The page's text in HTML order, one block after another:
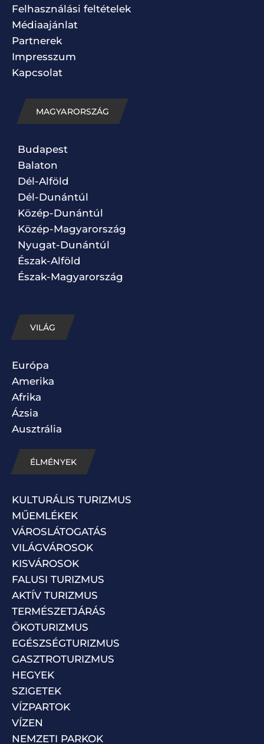
Felhasználási feltételek
Médiaajánlat
Partnerek
Impresszum
Kapcsolat
MAGYARORSZÁG
Budapest
Balaton
Dél-Alföld
Dél-Dunántúl
Közép-Dunántúl
Közép-Magyarország
Nyugat-Dunántúl
Észak-Alföld
Észak-Magyarország
VILÁG
Európa
Amerika
Afrika
Ázsia
Ausztrália
ÉLMÉNYEK
KULTURÁLIS TURIZMUS
MŰEMLÉKEK
VÁROSLÁTOGATÁS
VILÁGVÁROSOK
KISVÁROSOK
FALUSI TURIZMUS
AKTÍV TURIZMUS
TERMÉSZETJÁRÁS
ÖKOTURIZMUS
EGÉSZSÉGTURIZMUS
GASZTROTURIZMUS
HEGYEK
SZIGETEK
VÍZPARTOK
VÍZEN
NEMZETI PARKOK